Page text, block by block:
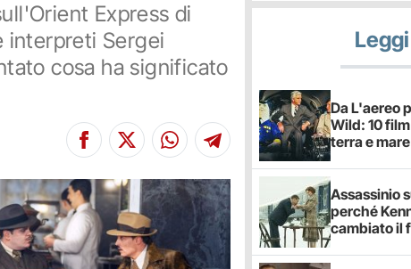
Express di
interpreti Sergei
cosa ha significato
Da L'aereo
Wild: 10
terra e mare
Assassinio
perché
cambiato il